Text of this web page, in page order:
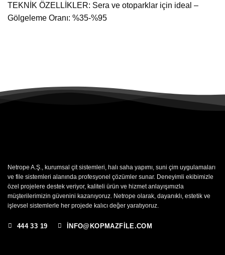
TEKNİK ÖZELLİKLER: Sera ve otoparklar için ideal –
Gölgeleme Oranı: %35-%95
Netrope A.Ş., kurumsal çit sistemleri, halı saha yapımı, suni çim uygulamaları
ve file sistemleri alanında profesyonel çözümler sunar. Deneyimli ekibimizle
özel projelere destek veriyor, kaliteli ürün ve hizmet anlayışımızla
müşterilerimizin güvenini kazanıyoruz. Netrope olarak, dayanıklı, estetik ve
işlevsel sistemlerle her projede kalıcı değer yaratıyoruz.
444 33 19 INFO@KOPMAZFILE.COM